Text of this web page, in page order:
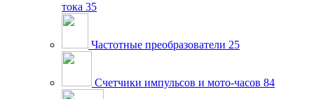
тока 35
Частотные преобразователи 25
Счетчики импульсов и мото-часов 84